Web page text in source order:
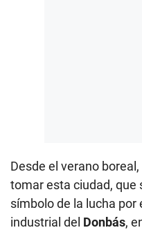
Desde el verano
tomar esta ciudad, que
símbolo de la lucha por
industrial del Donbás,